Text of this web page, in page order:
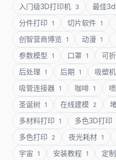
入门级3D打印机 3 最佳
分件打印 1 切片软件 1
创智营商博览 1 动漫 1
参数模型 1 口罩 1 可
后处理 1 后期 1 吸塑机
吸管连接器 1 咖啡 1
圣诞树 1 在线建模 2
多材料打印 1 多色3D打印
多色打印 2 夜光耗材 1
宇宙 1 安装教程 1 定